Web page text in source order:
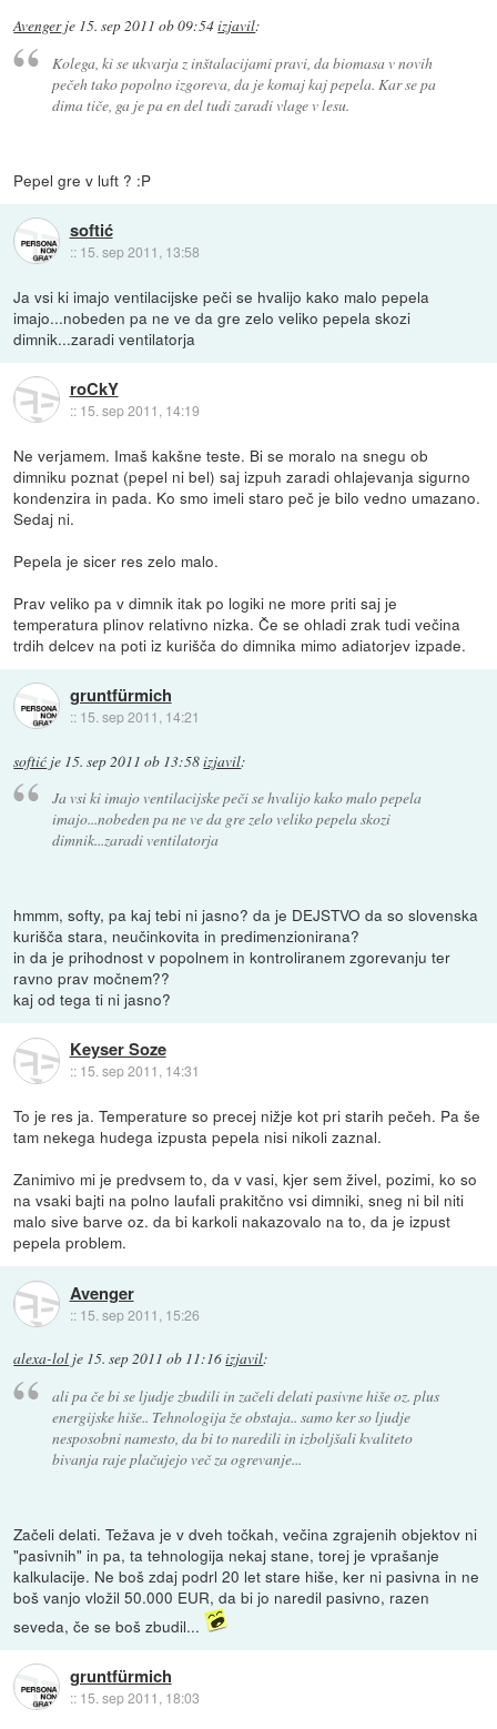
Avengerje 15. sep 2011 ob 09:54izjavil:
Kolega, ki se ukvarja z inštalacijami pravi, da biomasa v novih
pečeh tako popolno izgoreva, da je komaj kaj pepela. Kar se pa
dima tiče, ga je pa en del tudi zaradi vlage v lesu.
Pepel gre v luft ? :P
softić
:: 15. sep 2011, 13:58
Ja vsi ki imajo ventilacijske peči se hvalijo kako malo pepela
imajo...nobeden pa ne ve da gre zelo veliko pepela skozi
dimnik...zaradi ventilatorja
roCkY
:: 15. sep 2011, 14:19
Ne verjamem. Imaš kakšne teste. Bi se moralo na snegu ob
dimniku poznat (pepel ni bel) saj izpuh zaradi ohlajevanja sigurno
kondenzira in pada. Ko smo imeli staro peč je bilo vedno umazano.
Sedaj ni.
Pepela je sicer res zelo malo.
Prav veliko pa v dimnik itak po logiki ne more priti saj je
temperatura plinov relativno nizka. Če se ohladi zrak tudi večina
trdih delcev na poti iz kurišča do dimnika mimo adiatorjev izpade.
gruntfürmich
:: 15. sep 2011, 14:21
softić je 15. sep 2011 ob 13:58izjavil:
Ja vsi ki imajo ventilacijske peči se hvalijo kako malo pepela
imajo...nobeden pa ne ve da gre zelo veliko pepela skozi
dimnik...zaradi ventilatorja
hmmm, softy, pa kaj tebi ni jasno? da je DEJSTVO da so slovenska
kurišča stara, neučinkovita in predimenzionirana?
in da je prihodnost v popolnem in kontroliranem zgorevanju ter
ravno prav močnem??
kaj od tega ti ni jasno?
Keyser Soze
:: 15. sep 2011, 14:31
To je res ja. Temperature so precej nižje kot pri starih pečeh. Pa še
tam nekega hudega izpusta pepela nisi nikoli zaznal.
Zanimivo mi je predvsem to, da v vasi, kjer sem živel, pozimi, ko so
na vsaki bajti na polno laufali prakitčno vsi dimniki, sneg ni bil niti
malo sive barve oz. da bi karkoli nakazovalo na to, da je izpust
pepela problem.
Avenger
:: 15. sep 2011, 15:26
alexa-lol je 15. sep 2011 ob 11:16izjavil:
ali pa če bi se ljudje zbudili in začeli delati pasivne hiše oz. plus
energijske hiše.. Tehnologija že obstaja.. samo ker so ljudje
nesposobni namesto, da bi to naredili in izboljšali kvaliteto
bivanja raje plačujejo več za ogrevanje...
Začeli delati. Težava je v dveh točkah, večina zgrajenih objektov ni
"pasivnih" in pa, ta tehnologija nekaj stane, torej je vprašanje
kalkulacije. Ne boš zdaj podrl 20 let stare hiše, ker ni pasivna in ne
boš vanjo vložil 50.000 EUR, da bi jo naredil pasivno, razen
seveda, če se boš zbudil...
gruntfürmich
:: 15. sep 2011, 18:03